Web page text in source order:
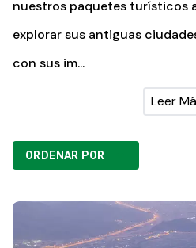
nuestros paquetes turísticos
explorar sus antiguas
con sus im...
Leer
ORDENAR POR